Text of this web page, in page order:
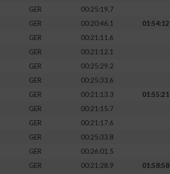
GER
00:25:19.7
GER 00:20:46.1
01:54:12
GER
00:21:11.6
GER
00:21:12.1
GER
00:25:29.2
GER
00:25:33.6
GER 00:21:13.3
01:55:21
GER
00:21:15.7
GER
00:21:17.6
GER
00:25:33.8
GER
00:26:01.5
GER 00:21:28.9
01:58:58